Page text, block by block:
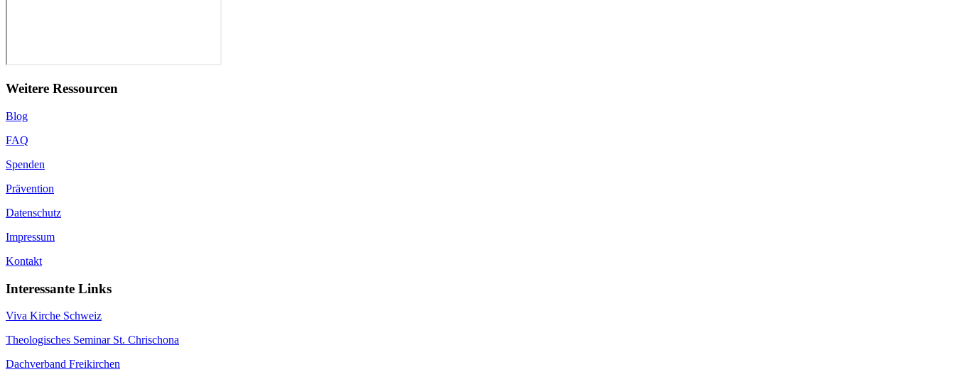
Weitere Ressourcen
Blog
FAQ
Spenden
Prävention
Datenschutz
Impressum
Kontakt
Interessante Links
Viva Kirche Schweiz
Theologisches Seminar St. Chrischona
Dachverband Freikirchen